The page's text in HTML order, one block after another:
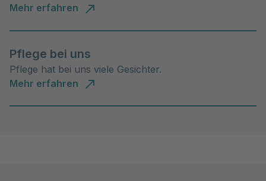
Mehr erfahren
Pflege bei uns
Pflege hat bei uns viele Gesichter.
Mehr erfahren